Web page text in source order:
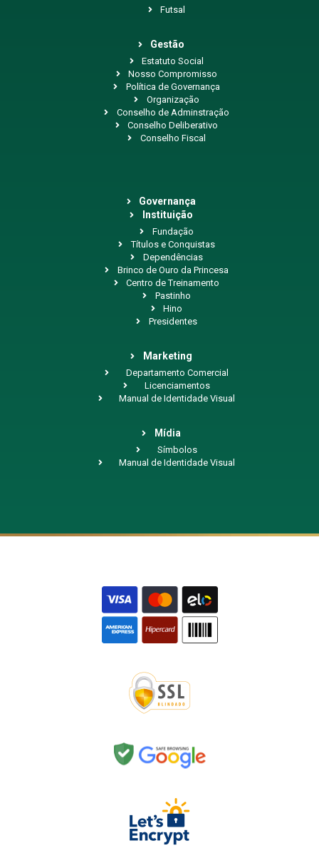
Futsal
Gestão
Estatuto Social
Nosso Compromisso
Política de Governança
Organização
Conselho de Adminstração
Conselho Deliberativo
Conselho Fiscal
Governança
Instituição
Fundação
Títulos e Conquistas
Dependências
Brinco de Ouro da Princesa
Centro de Treinamento
Pastinho
Hino
Presidentes
Marketing
Departamento Comercial
Licenciamentos
Manual de Identidade Visual
Mídia
Símbolos
Manual de Identidade Visual